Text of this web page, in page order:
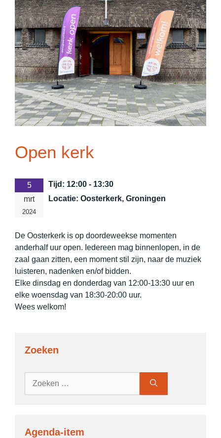
Open kerk
5
mrt
2024
Tijd: 12:00 - 13:30
Locatie: Oosterkerk, Groningen
De Oosterkerk is op doordeweekse momenten
anderhalf uur open. Iedereen mag binnenlopen, in de
zaal gaan zitten, een moment stil zijn, naar de muziek
luisteren, nadenken en/of bidden.
Elke dinsdag en donderdag van 12:00-13:30 uur en
elke woensdag van 18:30-20:00 uur.
Wees welkom!
Zoeken
Agenda-item